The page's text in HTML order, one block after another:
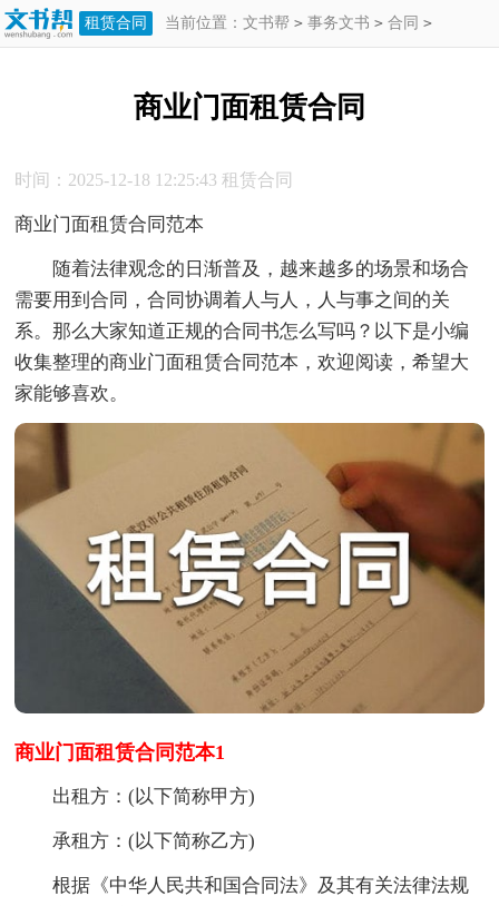
租赁合同 当前位置： 文书帮 > 事务文书 > 合同 >
商业门面租赁合同
时间：2025-12-18 12:25:43租赁合同
商业门面租赁合同范本
随着法律观念的日渐普及，越来越多的场景和场合
需要用到合同，合同协调着人与人，人与事之间的关
系。那么大家知道正规的合同书怎么写吗？以下是小编
收集整理的商业门面租赁合同范本，欢迎阅读，希望大
家能够喜欢。
商业门面租赁合同范本1
出租方：(以下简称甲方)
承租方：(以下简称乙方)
根据《中华人民共和国合同法》及其有关法律法规